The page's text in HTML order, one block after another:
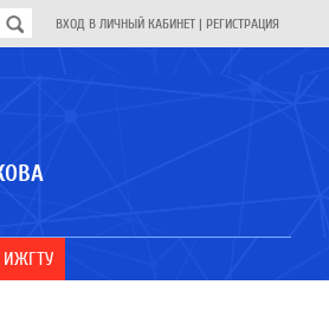
ВХОД В ЛИЧНЫЙ КАБИНЕТ | РЕГИСТРАЦИЯ
ИЖГТУ